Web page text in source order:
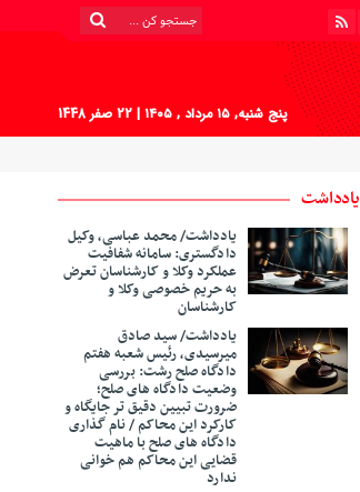
پنج شنبه, ۱۵ مرداد , ۱۴۰۵ | 22 صفر 1448
یادداشت
یادداشت/ محمد عباسی، وکیل
دادگستری: سامانه شفافیت
عملکرد وکلا و کارشناسان تعرض
به حریم خصوصی وکلا و
کارشناسان
‎یادداشت/ سید صادق
میرسیدی، رئیس شعبه هفتم
دادگاه صلح رشت: بررسی
وضعیت دادگاه های صلح؛
ضرورت تبیین دقیق تر جایگاه و
کارکرد این محاکم / نام گذاری
دادگاه های صلح با ماهیت
قضایی این محاکم هم خوانی
ندارد